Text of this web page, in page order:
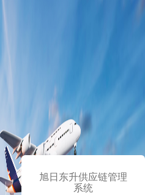
旭日东升供应链管理
系统